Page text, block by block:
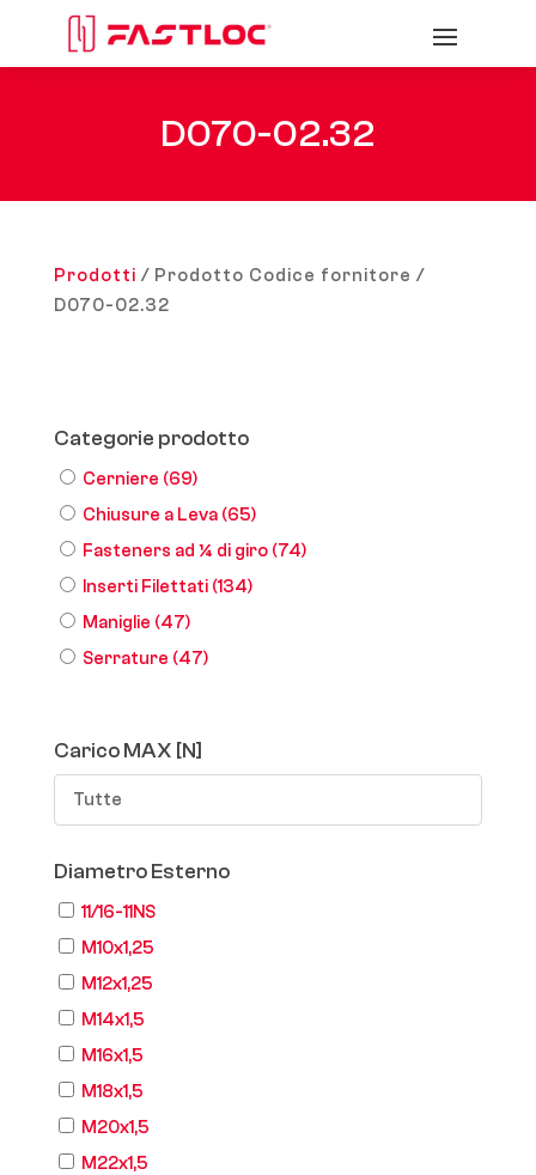
D070-02.32
Prodotti / Prodotto Codice fornitore /
D070-02.32
Categorie prodotto
Cerniere (69)
Chiusure a Leva (65)
Fasteners ad ¼ di giro (74)
Inserti Filettati (134)
Maniglie (47)
Serrature (47)
Carico MAX [N]
Tutte
Diametro Esterno
11/16-11NS
M10x1,25
M12x1,25
M14x1,5
M16x1,5
M18x1,5
M20x1,5
M22x1,5